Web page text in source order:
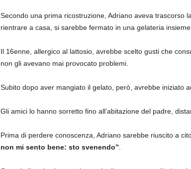
Secondo una prima ricostruzione, Adriano aveva trascorso
rientrare a casa, si sarebbe fermato in una gelateria
Il 16enne, allergico al lattosio, avrebbe scelto gusti che
non gli avevano mai provocato problemi.
Subito dopo aver mangiato il gelato, però, avrebbe iniziato
Gli amici lo hanno sorretto fino all’abitazione del padre,
Prima di perdere conoscenza, Adriano sarebbe riuscito a
non mi sento bene: sto svenendo”